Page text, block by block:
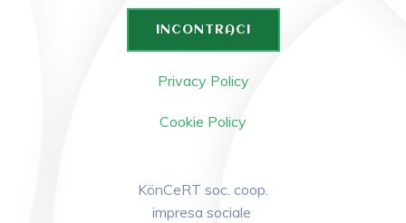
INCONTRACI
Privacy Policy
Cookie Policy
KönCeRT soc. coop.
impresa sociale